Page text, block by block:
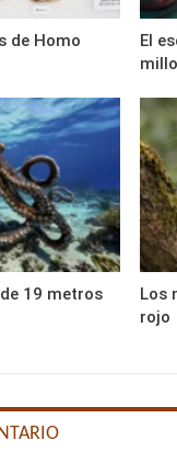
de Homo
El
19 metros
Los
rojo